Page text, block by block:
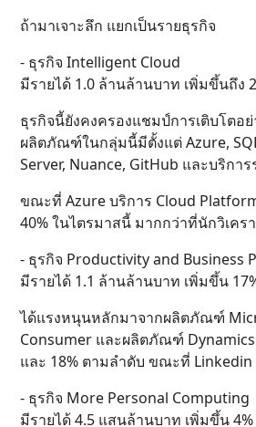
ถ้ามาเจาะลึก แยกเป็นรายธุรกิจ
- ธุรกิจ Intelligent Cloud
มีรายได้ 1.0 ล้านล้านบาท เพิ่มขึ้นถึง
ธุรกิจนี้ยังคงครองแชมป์การเติบโตอ
ผลิตภัณฑ์ในกลุ่มนี้มีตั้งแต่ Azure,
Server, Nuance, GitHub และบริกา
ขณะที่ Azure บริการ Cloud
40% ในไตรมาสนี้ มากกว่าที่นักวิเค
- ธุรกิจ Productivity and Business
มีรายได้ 1.1 ล้านล้านบาท เพิ่มขึ้น
ได้แรงหนุนหลักมาจากผลิตภัณฑ์
Consumer และผลิตภัณฑ์ Dynamics
และ 18% ตามลำดับ ขณะที่ Linkedin
- ธุรกิจ More Personal Computing
มีรายได้ 4.5 แสนล้านบาท เพิ่มขึ้น 4%